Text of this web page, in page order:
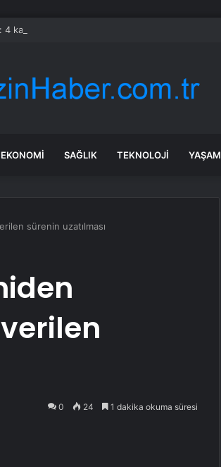
4 kadın 100 kiloluk buzdolabını böyle çaldı
EKONOMI SAĞLIK TEKNOLOJI YAŞAM
sürenin uzatılması
0 24 1 dakika okuma süresi